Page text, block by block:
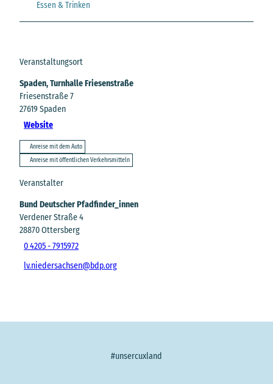
Essen & Trinken
Veranstaltungsort
Spaden, Turnhalle Friesenstraße
Friesenstraße 7
27619Spaden
Website
Anreise mit dem Auto
Anreise mit öffentlichen Verkehrsmitteln
Veranstalter
Bund Deutscher Pfadfinder_innen
Verdener Straße 4
28870Ottersberg
0 4205 - 7915972
lv.niedersachsen@bdp.org
#unsercuxland